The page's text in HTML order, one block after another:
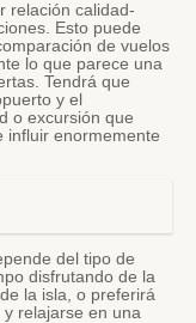
relación calidad-
Esto puede
de vuelos
lo que parece una
Tendrá que
y el
o excursión que
influir enormemente
del tipo de
disfrutando de la
la isla, o preferirá
relajarse en una